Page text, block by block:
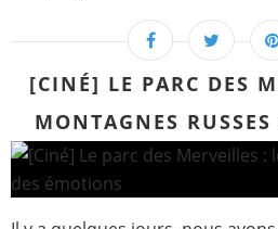
[CINÉ] LE PARC DES
MONTAGNES